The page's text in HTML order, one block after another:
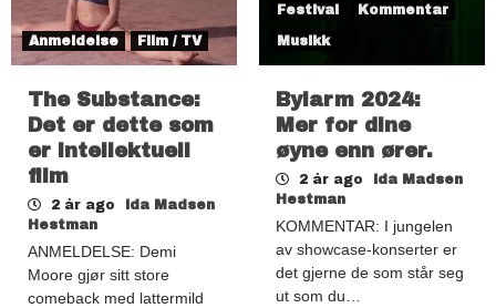
Anmeldelse Film / TV
The Substance:
Det er dette som
er intellektuell
film
2 år ago
Ida Madsen
Hestman
ANMELDELSE: Demi
Moore gjør sitt store
comeback med lattermild
Festival
Kommentar
Musikk
Bylarm 2024:
Mer for dine
øyne enn ører.
2 år ago
Ida Madsen
Hestman
KOMMENTAR: I jungelen
av showcase-konserter er
det gjerne de som står seg
ut som du…